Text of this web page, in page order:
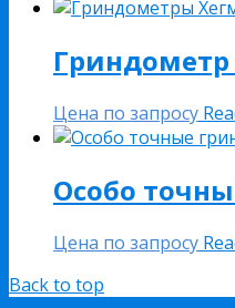
Цена по запросу
Особо
Цена по запросу
Back to top